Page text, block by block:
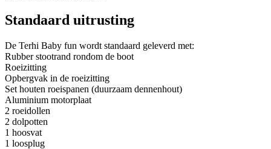
Standaard uitrusting
De Terhi Baby fun wordt standaard geleverd met:
Rubber stootrand rondom de boot
Roeizitting
Opbergvak in de roeizitting
Set houten roeispanen (duurzaam dennenhout)
Aluminium motorplaat
2 roeidollen
2 dolpotten
1 hoosvat
1 loosplug